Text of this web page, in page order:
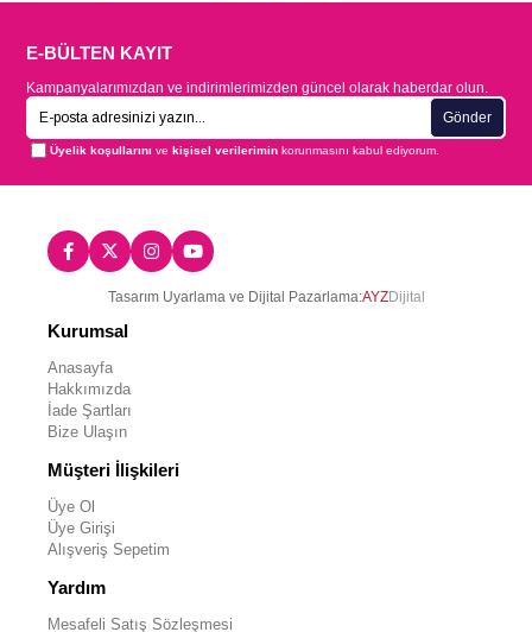
E-BÜLTEN KAYIT
Kampanyalarımızdan ve indirimlerimizden güncel olarak haberdar olun.
Gönder
Üyelik koşullarını vekişisel verilerimin korunmasını kabul ediyorum.
Tasarım Uyarlama ve Dijital Pazarlama:AYZDijital
Kurumsal
Anasayfa
Hakkımızda
İade Şartları
Bize Ulaşın
Müşteri İlişkileri
Üye Ol
Üye Girişi
Alışveriş Sepetim
Yardım
Mesafeli Satış Sözleşmesi